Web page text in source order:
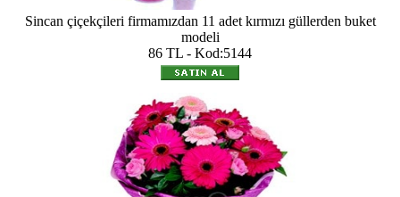
Sincan çiçekçileri firmamızdan 11 adet kırmızı güllerden buket
modeli
86 TL - Kod:5144